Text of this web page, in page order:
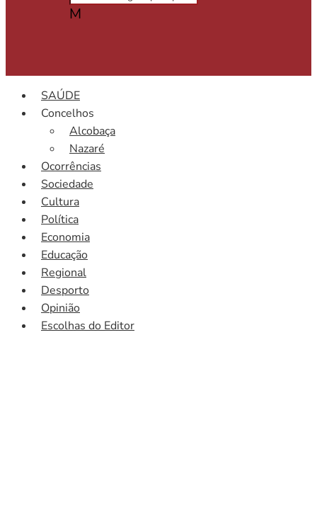
M
SAÚDE
Concelhos
Alcobaça
Nazaré
Ocorrências
Sociedade
Cultura
Política
Economia
Educação
Regional
Desporto
Opinião
Escolhas do Editor